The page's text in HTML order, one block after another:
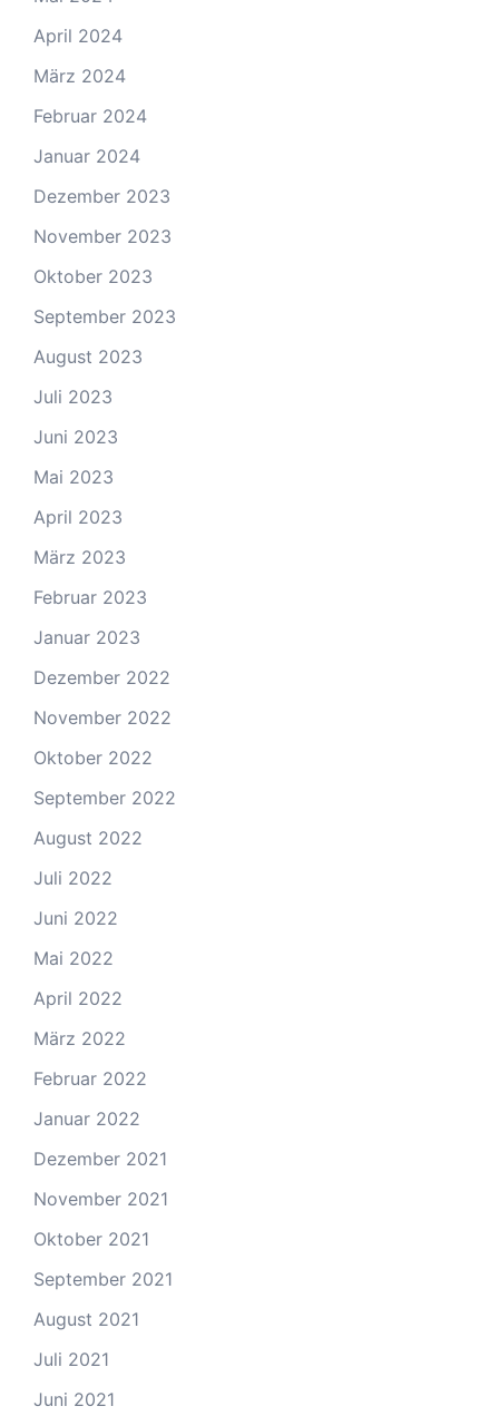
April 2024
März 2024
Februar 2024
Januar 2024
Dezember 2023
November 2023
Oktober 2023
September 2023
August 2023
Juli 2023
Juni 2023
Mai 2023
April 2023
März 2023
Februar 2023
Januar 2023
Dezember 2022
November 2022
Oktober 2022
September 2022
August 2022
Juli 2022
Juni 2022
Mai 2022
April 2022
März 2022
Februar 2022
Januar 2022
Dezember 2021
November 2021
Oktober 2021
September 2021
August 2021
Juli 2021
Juni 2021